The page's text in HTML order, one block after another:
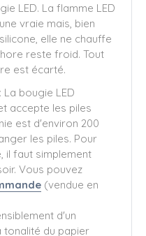
LED. La flamme LED
vraie mais, bien
elle ne chauffe
reste froid. Tout
est écarté.
La bougie LED
accepte les piles
est d'environ 200
les piles. Pour
il faut simplement
Vous pouvez
(vendue en
d'un
tonalité du papier